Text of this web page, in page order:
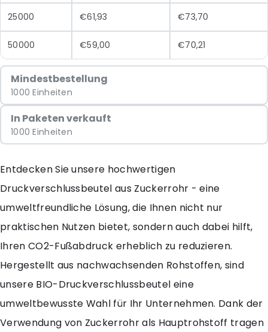
25000 €61,93 €73,70
50000 €59,00 €70,21
Mindestbestellung
1000 Einheiten
In Paketen verkauft
1000 Einheiten
Entdecken Sie unsere hochwertigen
Druckverschlussbeutel aus Zuckerrohr - eine
umweltfreundliche Lösung, die Ihnen nicht nur
praktischen Nutzen bietet, sondern auch dabei hilft,
Ihren CO2-Fußabdruck erheblich zu reduzieren.
Hergestellt aus nachwachsenden Rohstoffen, sind
unsere BIO-Druckverschlussbeutel eine
umweltbewusste Wahl für Ihr Unternehmen. Dank der
Verwendung von Zuckerrohr als Hauptrohstoff tragen